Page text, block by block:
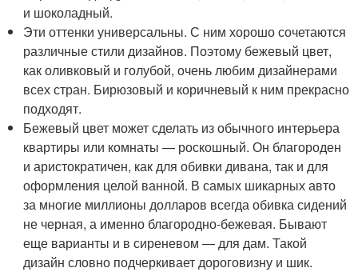
и шоколадный.
Эти оттенки универсальны. С ним хорошо сочетаются
различные стили дизайнов. Поэтому бежевый цвет,
как оливковый и голубой, очень любим дизайнерами
всех стран. Бирюзовый и коричневый к ним прекрасно
подходят.
Бежевый цвет может сделать из обычного интерьера
квартиры или комнаты — роскошный. Он благороден
и аристократичен, как для обивки дивана, так и для
оформления целой ванной. В самых шикарных авто
за многие миллионы долларов всегда обивка сидений
не черная, а именно благородно-бежевая. Бывают
еще варианты и в сиреневом — для дам. Такой
дизайн словно подчеркивает дороговизну и шик.